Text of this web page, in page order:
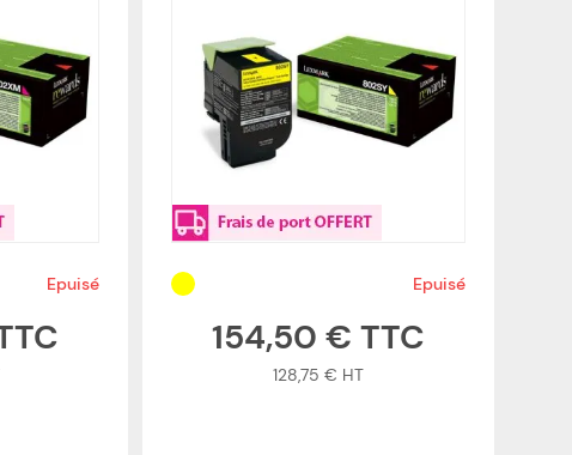
Epuisé Epuisé
154,50 €
128,75 €